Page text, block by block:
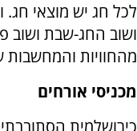
לכל חג יש מוצאי
ושוב החג-שבת ושוב
מהחוויות והמחשבות
מכניסי אורחים